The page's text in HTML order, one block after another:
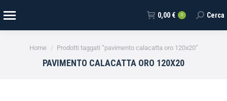
0,00 € 0 Cerca
Tu sei qui:
Home Prodotti taggati “pavimento calacatta oro 120x20”
PAVIMENTO CALACATTA ORO 120X20